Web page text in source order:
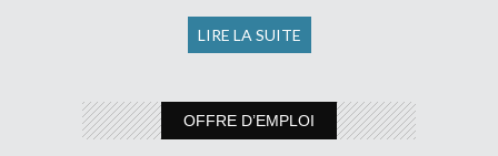
LIRE LA SUITE
OFFRE D’EMPLOI